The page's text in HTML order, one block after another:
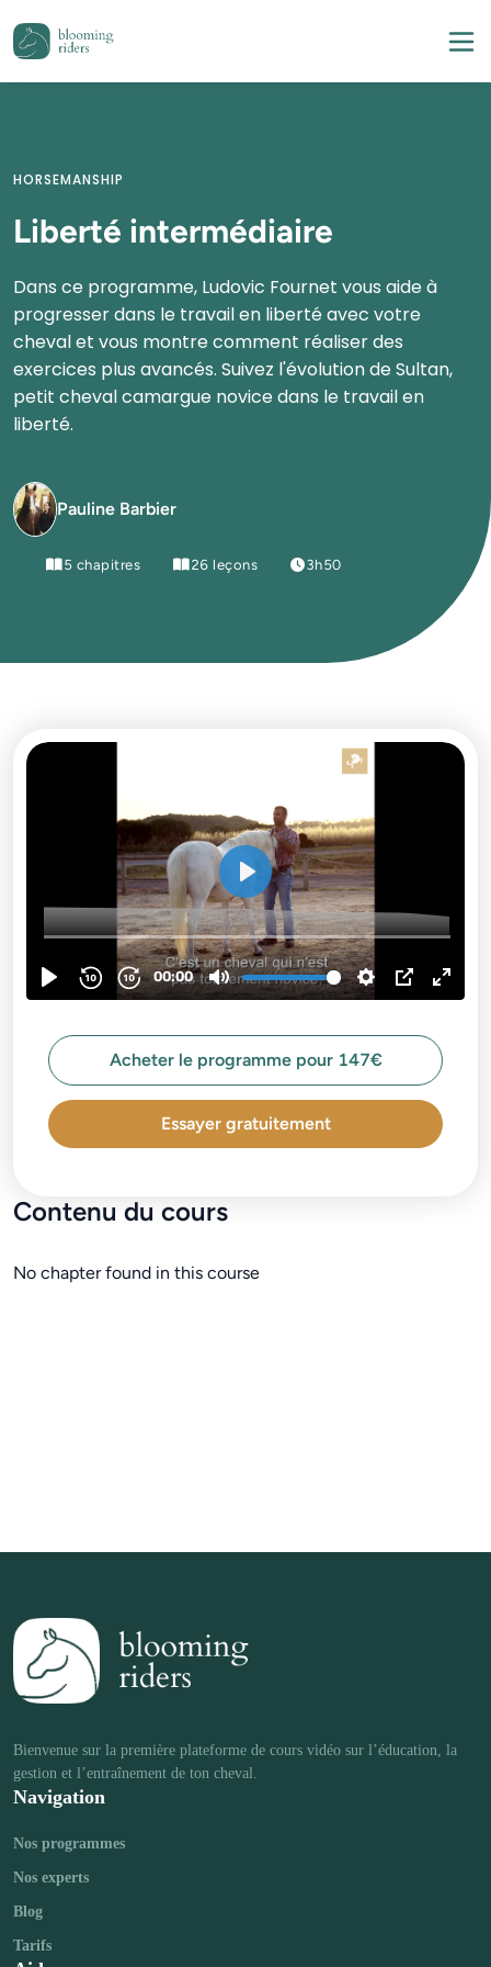
Liberté intermédiaire
Dans ce programme, Ludovic Fournet vous aide à
progresser dans le travail en liberté avec votre
cheval et vous montre comment réaliser des
exercices plus avancés. Suivez l'évolution de Sultan,
petit cheval camargue novice dans le travail en
Pauline Barbier
5 chapitres 26 leçons 3h50
Contenu du cours
No chapter found in this course
Acheter le programme pour 147€
Essayer gratuitement
Bienvenue sur la première plateforme de cours vidéo sur l’éducation, la
Navigation
Nos programmes
Nos experts
Blog
Tarifs